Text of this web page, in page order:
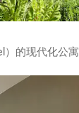
）的现代化公寓